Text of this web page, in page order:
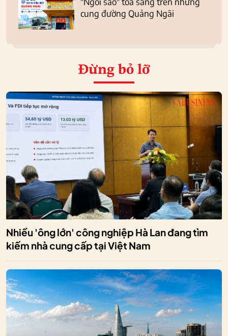
cung đường Quảng Ngãi
Đừng bỏ lỡ
Nhiều 'ông lớn' công nghiệp Hà Lan đang tìm
kiếm nhà cung cấp tại Việt Nam